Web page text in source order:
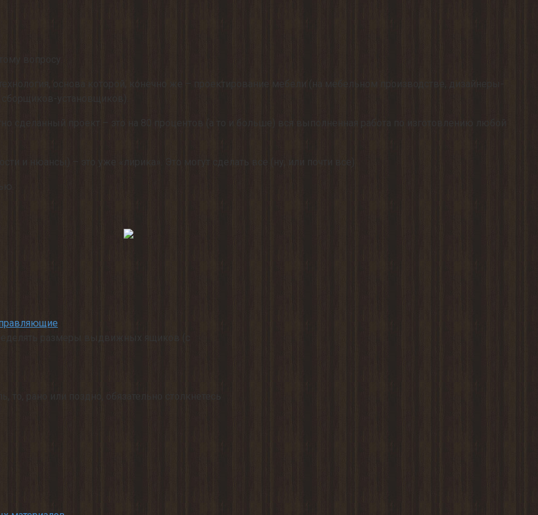
вопросу.
основа которой, конечно же – проектирование мебели (на мебельном производстве, дизайнеры-
установщиков).
сделанный проект – это на 80 процентов (а то и больше) вся выполненная работа по изготовлению любой
и нюансы) – это уже «лирика». Это могут сделать все (ну, или почти все).
размеры выдвижных ящиков (с
то, рано или поздно, обязательно столкнетесь